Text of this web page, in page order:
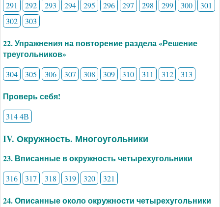
291
292 293 294 295 296 297 298 299 300
301
302
303
22. Упражнения на повторение раздела «Решение
треугольников»
304 305 306 307 308 309 310 311 312 313
Проверь себя!
314 4В
IV. Окружность. Многоугольники
23. Вписанные в окружность четырехугольники
316 317 318 319 320 321
24. Описанные около окружности четырехугольники